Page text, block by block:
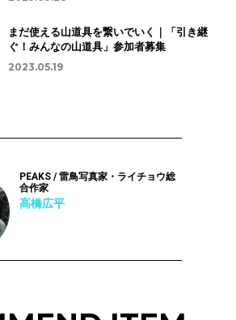
まだ使える山道具を繋いでいく｜「引き継
ぐ！みんなの山道具」参加者募集
2023.05.19
PEAKS / 雷鳥写真家・ライチョウ総
合作家
高橋広平